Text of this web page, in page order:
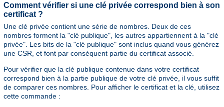
Comment vérifier si une clé privée correspond bien à son
certificat ?
Une clé privée contient une série de nombres. Deux de ces
nombres forment la "clé publique", les autres appartiennent à la "clé
privée". Les bits de la "clé publique" sont inclus quand vous générez
une CSR, et font par conséquent partie du certificat associé.
Pour vérifier que la clé publique contenue dans votre certificat
correspond bien à la partie publique de votre clé privée, il vous suffit
de comparer ces nombres. Pour afficher le certificat et la clé, utilisez
cette commande :